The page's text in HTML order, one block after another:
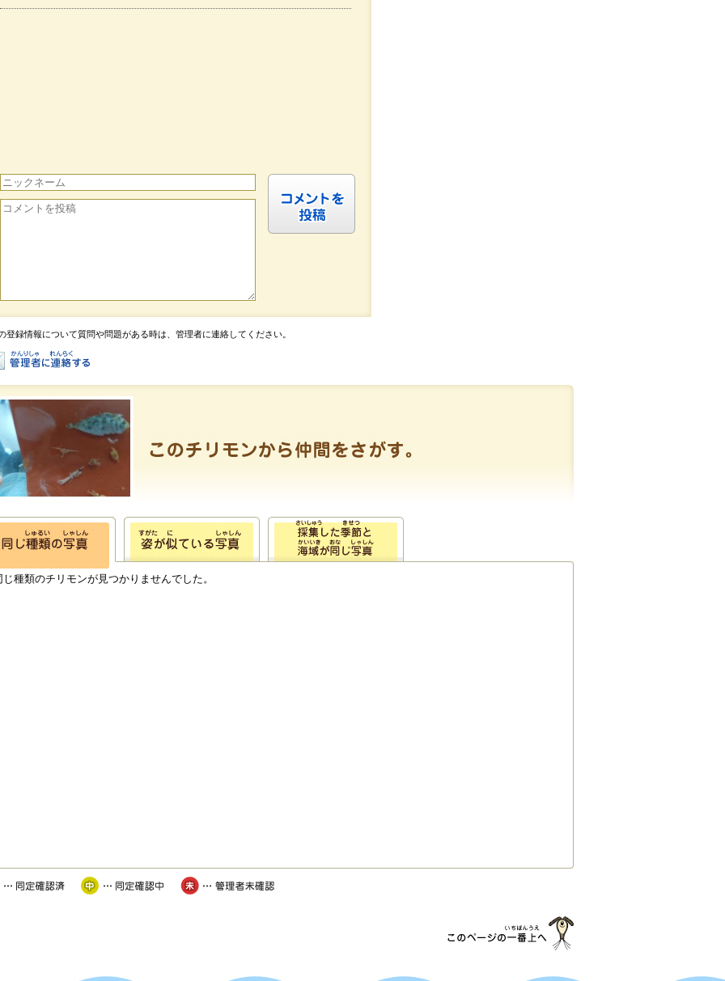
登録情報について質問や問題がある時は、管理者に連絡してください。
じ種類のチリモンが見つかりませんでした。